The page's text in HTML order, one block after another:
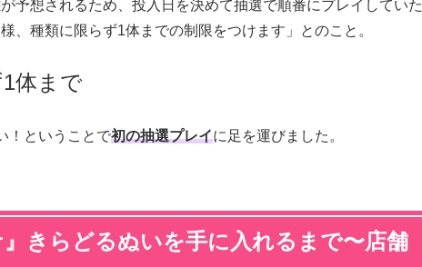
予想されるため、投入日を決めて抽選で順番にプレイしていた
、種類に限らず1体までの制限をつけます」とのこと。
体まで
！ということで初の抽選プレイに足を運びました。
』きらどるぬいを手に入れるまで〜店舗